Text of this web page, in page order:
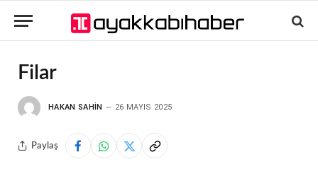
Filar
HAKAN SAHIN 26 MAYIS 2025
Paylaş